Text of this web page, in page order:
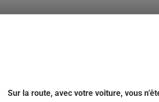
Sur la route, avec votre voiture, vous